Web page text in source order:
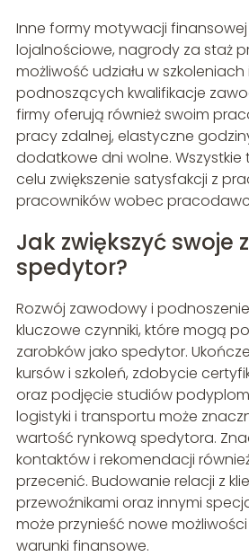
Inne formy motywacji
lojalnościowe, nagrody za staż
możliwość udziału w szkoleniach
podnoszących kwalifikacje
firmy oferują również swoim
pracy zdalnej, elastyczne
dodatkowe dni wolne.
celu zwiększenie satysfakcji z
pracowników wobec
Jak zwiększyć swoje
spedytor?
Rozwój zawodowy i
kluczowe czynniki, które mogą
zarobków jako spedytor.
kursów i szkoleń, zdobycie
oraz podjęcie studiów
logistyki i transportu może
wartość rynkową spedytora.
kontaktów i rekomendacji
przecenić. Budowanie relacji z
przewoźnikami oraz innymi
może przynieść nowe
warunki finansowe.